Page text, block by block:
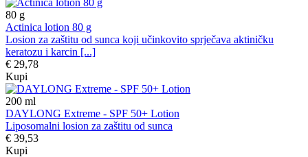
80 g
Actinica lotion 80 g
Losion za zaštitu od sunca koji učinkovito sprječava aktiničku
keratozu i karcin [...]
€ 29,78
Kupi
200 ml
DAYLONG Extreme - SPF 50+ Lotion
Liposomalni losion za zaštitu od sunca
€ 39,53
Kupi